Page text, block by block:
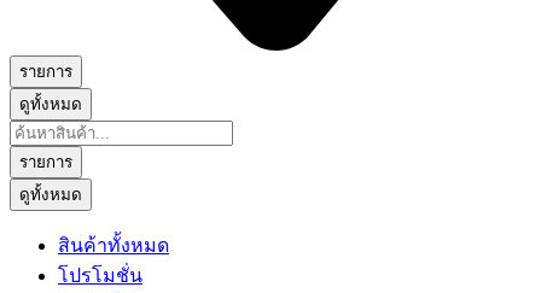
รายการ
ดูทั้งหมด
Search
...
รายการ
ดูทั้งหมด
สินค้าทั้งหมด
โปรโมชั่น